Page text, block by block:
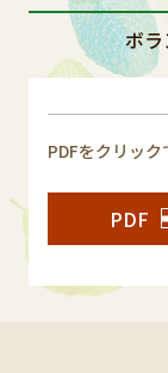
ボ
PDFをクリッ
PDF